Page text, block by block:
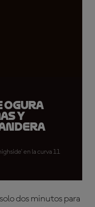
Ogura
y
en la curva 11
dos minutos para